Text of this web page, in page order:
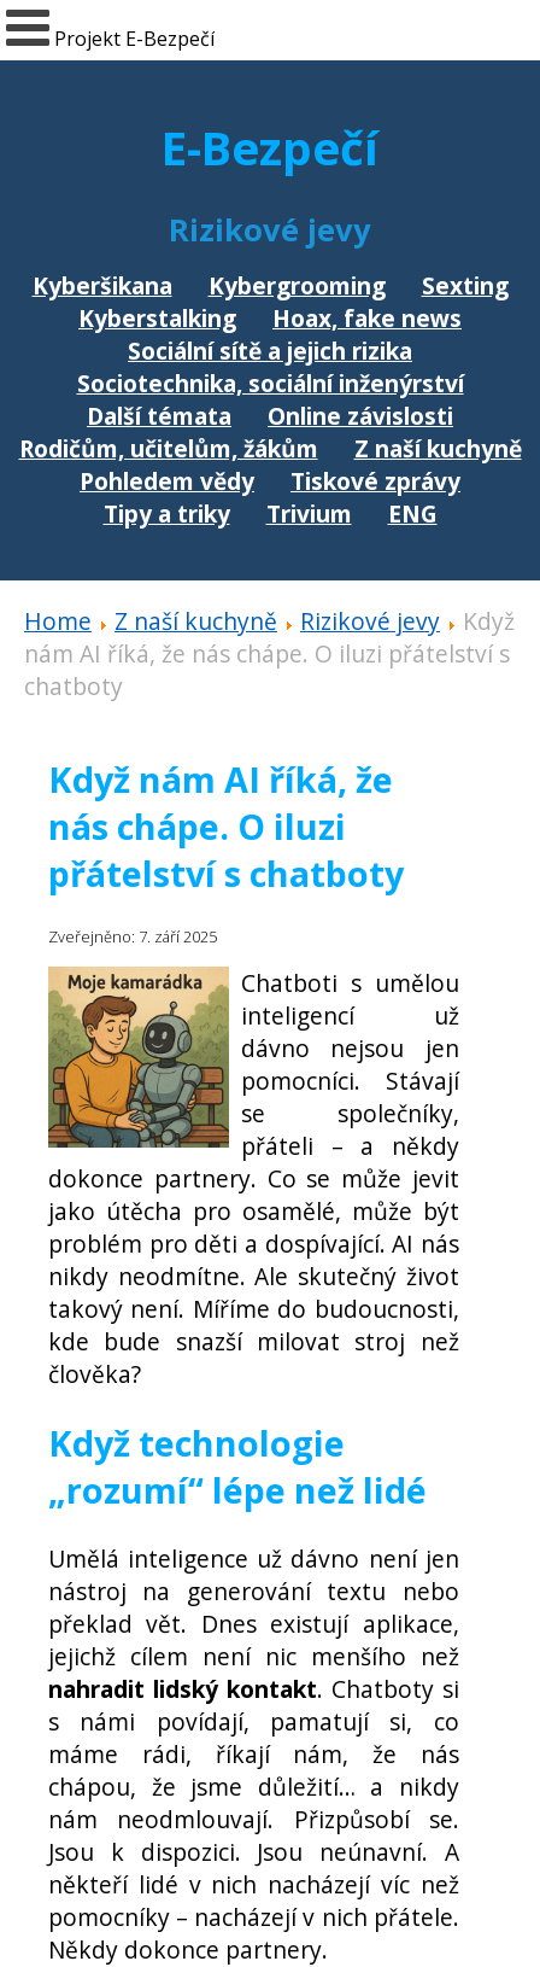
Projekt E-Bezpečí
E-Bezpečí
Rizikové jevy
Kyberšikana Kybergrooming
Sexting
Kyberstalking
Hoax, fake news
Sociální sítě a jejich rizika
Sociotechnika, sociální inženýrství
Další témata
Online závislosti
Rodičům, učitelům, žákům
Z naší kuchyně
Pohledem vědy
Tiskové zprávy
Tipy a triky
Trivium ENG
Home Z naší kuchyně Rizikové jevy
Když
nám AI říká, že nás chápe. O iluzi přátelství s
chatboty
Když nám AI říká, že
nás chápe. O iluzi
přátelství s chatboty
Zveřejněno: 7. září 2025
Chatboti s umělou
inteligencí už
dávno nejsou jen
pomocníci. Stávají
se společníky,
přáteli – a někdy
dokonce partnery. Co se může jevit
jako útěcha pro osamělé, může být
problém pro děti a dospívající. AI nás
nikdy neodmítne. Ale skutečný život
takový není. Míříme do budoucnosti,
kde bude snazší milovat stroj než
člověka?
Když technologie
„rozumí“ lépe než lidé
Umělá inteligence už dávno není jen
nástroj na generování textu nebo
překlad vět. Dnes existují aplikace,
jejichž cílem není nic menšího než
nahradit lidský kontakt. Chatboty si
s námi povídají, pamatují si, co
máme rádi, říkají nám, že nás
chápou, že jsme důležití… a nikdy
nám neodmlouvají. Přizpůsobí se.
Jsou k dispozici. Jsou neúnavní. A
někteří lidé v nich nacházejí víc než
pomocníky – nacházejí v nich přátele.
Někdy dokonce partnery.